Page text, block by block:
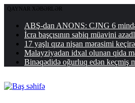
QAYNAR XƏBƏRLƏR
ABŞ-dan ANONS: CJNG 6
İcra başçısının sabiq müavini
17 yaşlı qıza nişan mərasimi
Malayziyadan idxal olunan qida
Binəqədidə oğurluq edən